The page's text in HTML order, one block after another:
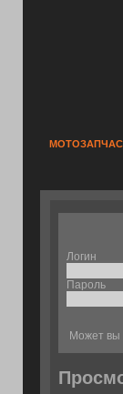
Логин
Пароль
Может вы